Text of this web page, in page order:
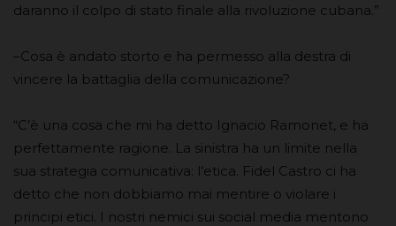
daranno il colpo di stato finale alla rivoluzione cubana.”
–Cosa è andato storto e ha permesso alla destra di
vincere la battaglia della comunicazione?
“C’è una cosa che mi ha detto Ignacio Ramonet, e ha
perfettamente ragione. La sinistra ha un limite nella
sua strategia comunicativa: l’etica. Fidel Castro ci ha
detto che non dobbiamo mai mentire o violare i
principi etici. I nostri nemici sui social media mentono